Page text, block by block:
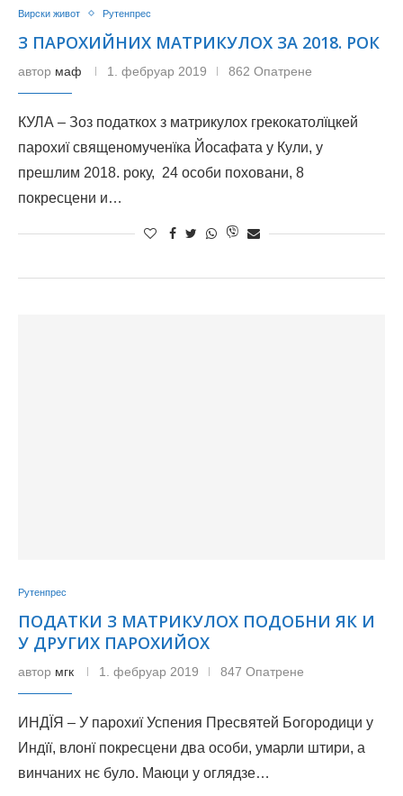
Вирски живот Рутенпрес
З ПАРОХИЙНИХ МАТРИКУЛОХ ЗА 2018. РОК
автор маф 1. фебруар 2019 862 Опатрене
КУЛА – Зоз податкох з матрикулох грекокатолїцкей
парохиї священомученїка Йосафата у Кули, у
прешлим 2018. року, 24 особи поховани, 8
покресцени и…
Рутенпрес
ПОДАТКИ З МАТРИКУЛОХ ПОДОБНИ ЯК И
У ДРУГИХ ПАРОХИЙОХ
автор мгк 1. фебруар 2019 847 Опатрене
ИНДЇЯ – У парохиї Успения Пресвятей Богородици у
Индїї, влонї покресцени два особи, умарли штири, а
винчаних нє було. Маюци у оглядзе…